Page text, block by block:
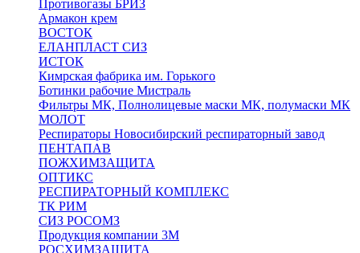
Противогазы БРИЗ
Армакон крем
ВОСТОК
ЕЛАНПЛАСТ СИЗ
ИСТОК
Кимрская фабрика им. Горького
Ботинки рабочие Мистраль
Фильтры МК, Полнолицевые маски МК, полумаски МК
МОЛОТ
Респираторы Новосибирский респираторный завод
ПЕНТАПАВ
ПОЖХИМЗАЩИТА
ОПТИКС
РЕСПИРАТОРНЫЙ КОМПЛЕКС
ТК РИМ
СИЗ РОСОМЗ
Продукция компании 3M
РОСХИМЗАЩИТА